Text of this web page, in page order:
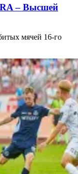
– Высшей
мячей 16-го